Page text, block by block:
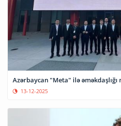
Azərbaycan "Meta" ilə
13-12-2025